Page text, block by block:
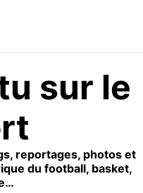
sur le
reportages, photos et
du football, basket,